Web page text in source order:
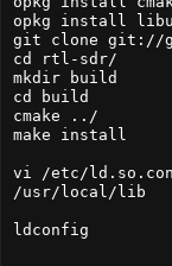
opkg install
git clone git://
cd rtl-sdr/
mkdir build
cd build
cmake ../
make install
vi /etc/
/usr/local/lib
ldconfig